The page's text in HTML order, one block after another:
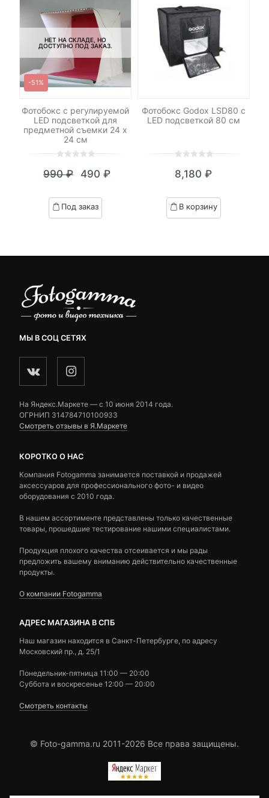
НЕТ НА СКЛАДЕ, НО
ДОСТУПНО ПОД ЗАКАЗ.
-51%
Фотобокс с регулируемой
LED подсветкой для
предметной съемки 24 х
24 см
out
based
on
990₽
Первоначальная
цена
составляла
490 ₽
Текущая
цена:
490 ₽.
Под заказ
Фотобокс Godox LSD80 с
LED подсветкой 80 см
out
based
on
8,180 ₽
В корзину
МЫ В СОЦ СЕТЯХ
На Яндекс.Маркете — c 10 июня 2014 года.
ОГРНИП 314784710100933
Смотреть отзывы в Я.Маркете
КОРОТКО О НАС
Компания Fotogamma занимается поставкой и продажей
аксессуаров для профессионального фото- и видео
оборудования с 2010 года.
В нашем ассортименте представлены только качественные
товары, прошедшие тестирование нашими специалистами.
Продукция плохого качества отсеивается и мы рады
предложить вашему вниманию действительно качественные
продукты.
О компании Fotogamma
АДРЕС МАГАЗИНА В СПБ
Наш магазин находится в Санкт-Петербурге, по адресу
Московский пр., д. 25/1
Понедельник-пятница 11:00 — 20:00
Суббота и воскресенье 12:00 — 20:00
Смотреть контакты
© Foto-gamma.ru 2011-2026 Все права защищены.